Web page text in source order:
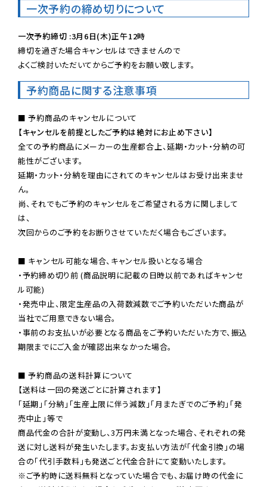
一次予約の締め切りについて
一次予約締切 :3月6日(木)正午12時
締切を過ぎた場合キャンセルはできませんので
よくご検討いただいてからご予約をお願い致します。
予約商品に関する注意事項
【キャンセルを前提としたご予約は絶対にお止め下さい】
全ての予約商品にメーカーの生産都合上、延期・カット・分納の可
能性がございます。
延期・カット・分納を理由にされてのキャンセルはお受け出来ませ
ん。
尚、それでもご予約のキャンセルをご希望される方に関しまして
は、
次回からのご予約をお断りさせていただく場合もございます。
■ キャンセル可能な場合、キャンセル扱いとなる場合
・予約締め切り前 (商品説明に記載の日時以前であればキャンセ
ル可能)
・発売中止、限定生産品の入荷数減数でご予約いただいた商品が
当社でご用意できない場合。
・事前のお支払いが必要となる商品をご予約いただいた方で、振込
期限までにご入金が確認出来なかった場合。
■ 予約商品の送料計算について
【送料は一回の発送ごとに計算されます】
「延期」「分納」「生産上限に伴う減数」「月またぎでのご予約」「発
売中止」等で
商品代金の合計が変動し、3万円未満となった場合、それぞれの発
送に対し送料が発生いたします。お支払い方法が「代金引換」の場
※ご予約時に送料無料となっていた場合でも、お届け時の代金に